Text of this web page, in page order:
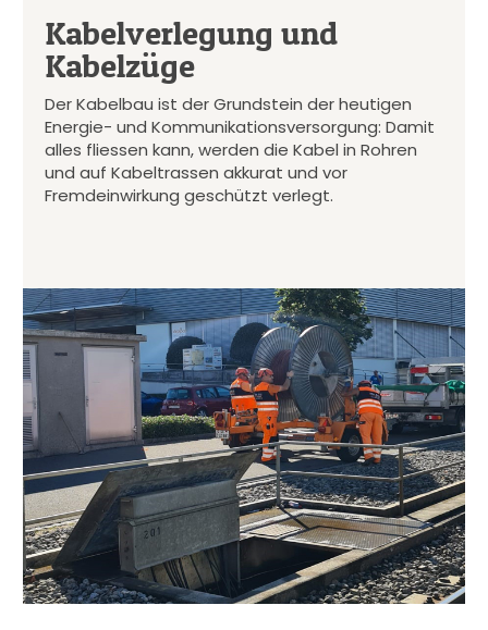
Kabelverlegung und
Kabelzüge
Der Kabelbau ist der Grundstein der heutigen
Energie- und Kommunikationsversorgung: Damit
alles fliessen kann, werden die Kabel in Rohren
und auf Kabeltrassen akkurat und vor
Fremdeinwirkung geschützt verlegt.